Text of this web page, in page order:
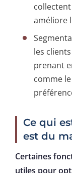
améliore
les
prenant
comme
Ce qui
est du
Certaines
utiles pour